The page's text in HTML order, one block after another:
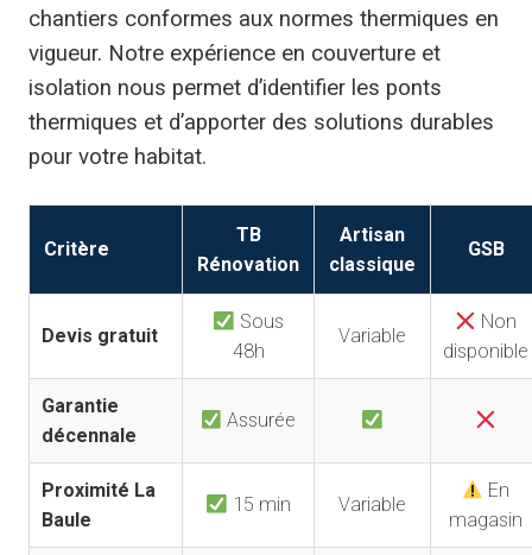
chantiers conformes aux normes thermiques en
vigueur. Notre expérience en couverture et
isolation nous permet d’identifier les ponts
thermiques et d’apporter des solutions durables
pour votre habitat.
Critère
TB
Rénovation
Artisan
classique
GSB
Devis gratuit
Sous
48h
Variable
Non
disponible
Garantie
décennale
Assurée
Proximité La
Baule
15 min Variable
En
magasin